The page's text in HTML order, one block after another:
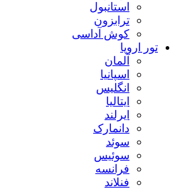
استانبول
ترابزون
کوش آداسی
تور اروپا
آلمان
اسپانیا
انگلیس
ایتالیا
ایرلند
دانمارک
سوئد
سوئیس
فرانسه
فنلاند